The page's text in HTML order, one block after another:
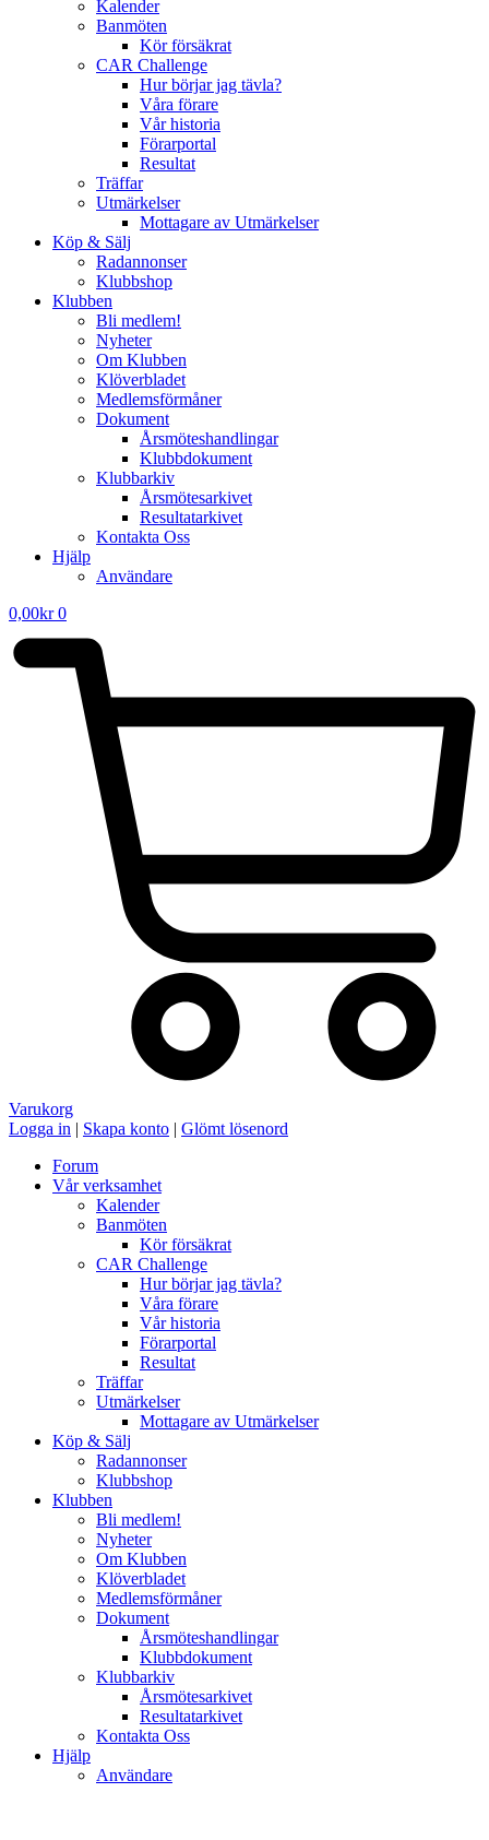
Kalender
Banmöten
Kör försäkrat
CAR Challenge
Hur börjar jag tävla?
Våra förare
Vår historia
Förarportal
Resultat
Träffar
Utmärkelser
Mottagare av Utmärkelser
Köp & Sälj
Radannonser
Klubbshop
Klubben
Bli medlem!
Nyheter
Om Klubben
Klöverbladet
Medlemsförmåner
Dokument
Årsmöteshandlingar
Klubbdokument
Klubbarkiv
Årsmötesarkivet
Resultatarkivet
Kontakta Oss
Hjälp
Användare
0,00kr 0
Varukorg
Logga in | Skapa konto | Glömt lösenord
Forum
Vår verksamhet
Kalender
Banmöten
Kör försäkrat
CAR Challenge
Hur börjar jag tävla?
Våra förare
Vår historia
Förarportal
Resultat
Träffar
Utmärkelser
Mottagare av Utmärkelser
Köp & Sälj
Radannonser
Klubbshop
Klubben
Bli medlem!
Nyheter
Om Klubben
Klöverbladet
Medlemsförmåner
Dokument
Årsmöteshandlingar
Klubbdokument
Klubbarkiv
Årsmötesarkivet
Resultatarkivet
Kontakta Oss
Hjälp
Användare